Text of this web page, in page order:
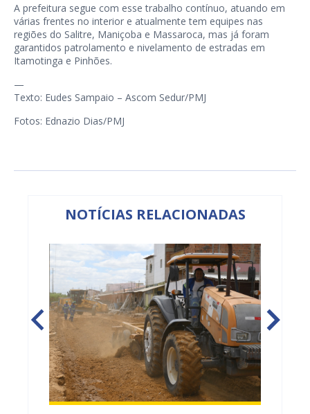
A prefeitura segue com esse trabalho contínuo, atuando em
várias frentes no interior e atualmente tem equipes nas
regiões do Salitre, Maniçoba e Massaroca, mas já foram
garantidos patrolamento e nivelamento de estradas em
Itamotinga e Pinhões.
—
Texto: Eudes Sampaio – Ascom Sedur/PMJ
Fotos: Ednazio Dias/PMJ
NOTÍCIAS RELACIONADAS